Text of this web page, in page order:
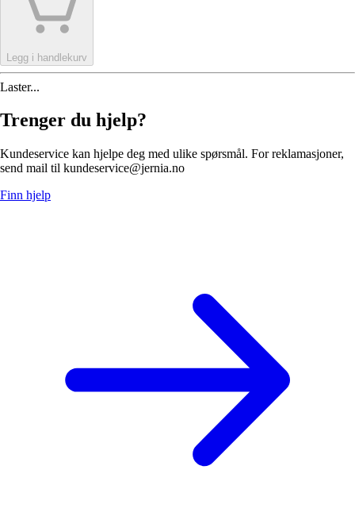
Legg i handlekurv
Laster...
Trenger du hjelp?
Kundeservice kan hjelpe deg med ulike spørsmål. For reklamasjoner,
send mail til kundeservice@jernia.no
Finn hjelp